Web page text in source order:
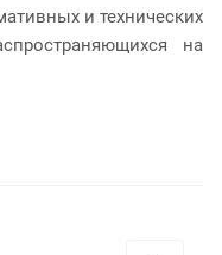
и технических
на